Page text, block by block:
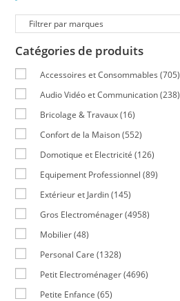
Catégories de produits
Accessoires et Consommables (705)
Audio Vidéo et Communication (238)
Bricolage & Travaux (16)
Confort de la Maison (552)
Domotique et Electricité (126)
Equipement Professionnel (89)
Extérieur et Jardin (145)
Gros Electroménager (4958)
Mobilier (48)
Personal Care (1328)
Petit Electroménager (4696)
Petite Enfance (65)